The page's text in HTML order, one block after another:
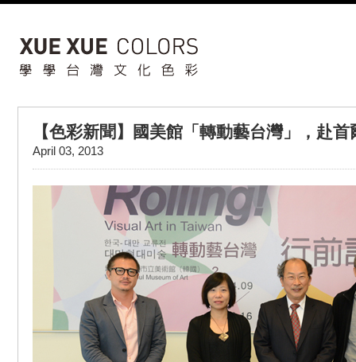
【色彩新聞】國美館「轉動藝台灣」，赴首
April 03, 2013